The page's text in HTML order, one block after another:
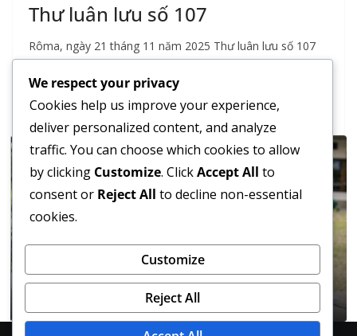
Thư luân lưu số 107
Rôma, ngày 21 tháng 11 năm 2025 Thư luân lưu số 107
Read More
CUỘC SỐNG
Xuân Bính Ngọ – 2026
admin
We respect your privacy
Cookies help us improve your experience,
deliver personalized content, and analyze
traffic. You can choose which cookies to allow
by clicking Customize. ClickAccept All to
consent or Reject All to decline non-essential
cookies.
Customize
Reject All